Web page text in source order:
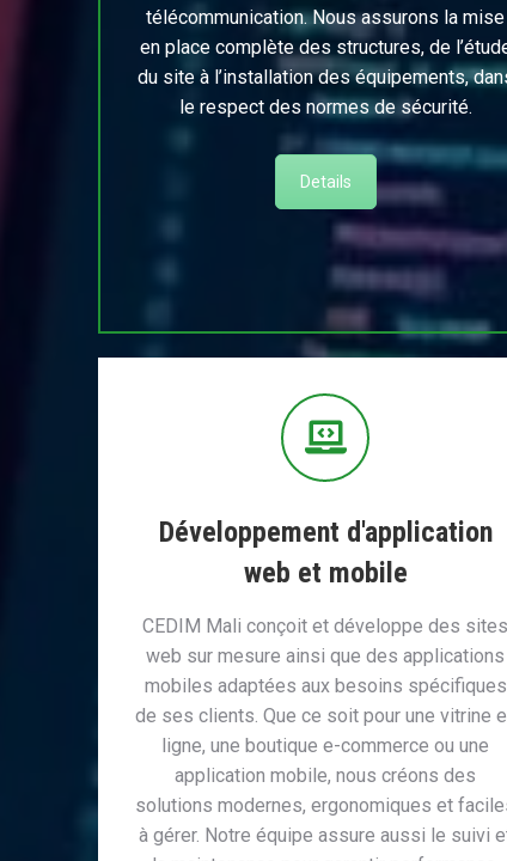
télécommunication. Nous assurons la mise
en place complète des structures, de
du site à l’installation des équipements,
le respect des normes de sécurité.
Details
Développement d'application
web et mobile
CEDIM Mali conçoit et développe des sites
web sur mesure ainsi que des applications
mobiles adaptées aux besoins spécifiques
de ses clients. Que ce soit pour une vitrine
ligne, une boutique e-commerce ou une
application mobile, nous créons des
solutions modernes, ergonomiques et
à gérer. Notre équipe assure aussi le suivi